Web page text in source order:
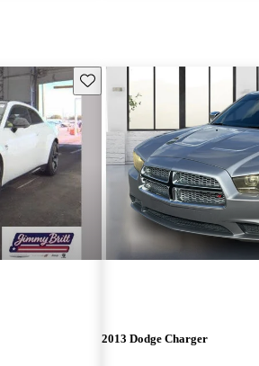
Guarda este Aviso
2013 Dodge Charger